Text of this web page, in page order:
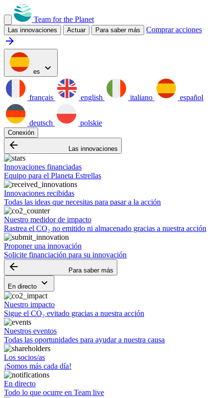
Team for the Planet
Las innovaciones Actuar Para saber más Comprar acciones
arrow_forward
es expand_more
français english italiano español
deutsch polskie
Conexión
arrow_backward Las innovaciones
Innovaciones financiadas
Equipo para el Planeta Estrellas
Innovaciones recibidas
Todas las ideas que necesitas para pasar a la acción
Nuestro medidor de impacto
Rastrea el CO₂ no emitido ni almacenado gracias a nuestra acción
Proponer una innovación
Solicite financiación para su innovación
arrow_backward Para saber más
En directo keyboard_arrow_down
Nuestro impacto
Sigue el CO₂ evitado gracias a nuestra acción
Nuestros eventos
Todas las oportunidades para ayudar a nuestra causa
Los socios/as
¡Somos más cada día!
En directo
Todo lo que ocurre en Team live